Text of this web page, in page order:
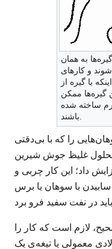
گیره‌ها به همان
و کارهای
با گیره از
گیره‌ها ممکن
ساخته شده
را که با بی‌دقتی
محلول غلیظ جوش شیرین
داد؛ این کار چربی و
با سوهان یا برس
لازم است که کار را
معمولی یا تیغه‌ی یک